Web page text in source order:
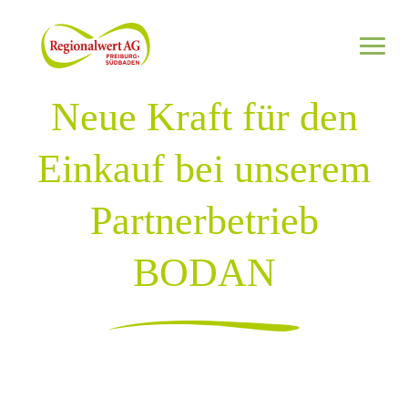
Netzwerk
Informieren
Regional investieren
Jetzt Partnerbetrieb werden
Neue Kraft für den
Einkauf bei unserem
Partnerbetrieb
BODAN